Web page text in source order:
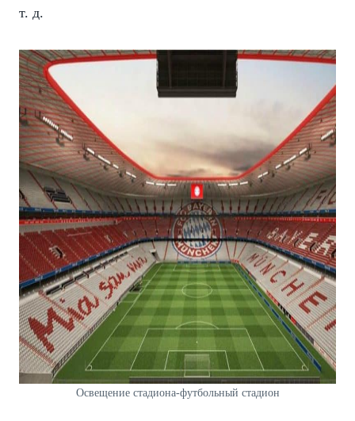
т. д.
Освещение стадиона-футбольный стадион